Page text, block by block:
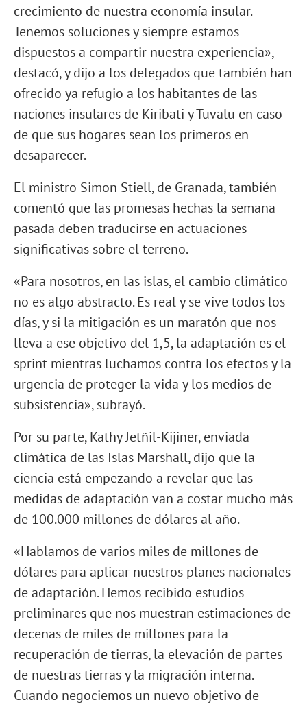
crecimiento de nuestra economía insular.
Tenemos soluciones y siempre estamos
dispuestos a compartir nuestra experiencia»,
destacó, y dijo a los delegados que también han
ofrecido ya refugio a los habitantes de las
naciones insulares de Kiribati y Tuvalu en caso
de que sus hogares sean los primeros en
desaparecer.
El ministro Simon Stiell, de Granada, también
comentó que las promesas hechas la semana
pasada deben traducirse en actuaciones
significativas sobre el terreno.
«Para nosotros, en las islas, el cambio climático
no es algo abstracto. Es real y se vive todos los
días, y si la mitigación es un maratón que nos
lleva a ese objetivo del 1,5, la adaptación es el
sprint mientras luchamos contra los efectos y la
urgencia de proteger la vida y los medios de
subsistencia», subrayó.
Por su parte, Kathy Jetñil-Kijiner, enviada
climática de las Islas Marshall, dijo que la
ciencia está empezando a revelar que las
medidas de adaptación van a costar mucho más
de 100.000 millones de dólares al año.
«Hablamos de varios miles de millones de
dólares para aplicar nuestros planes nacionales
de adaptación. Hemos recibido estudios
preliminares que nos muestran estimaciones de
decenas de miles de millones para la
recuperación de tierras, la elevación de partes
de nuestras tierras y la migración interna.
Cuando negociemos un nuevo objetivo de